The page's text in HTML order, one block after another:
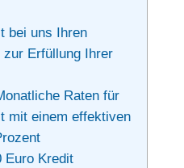
bei uns Ihren
Erfüllung Ihrer
Raten für
mit einem effektiven
Euro Kredit